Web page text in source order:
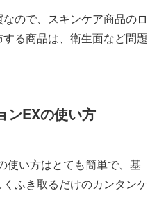
ので、スキンケア商品のロ
る商品は、衛生面など問題
ンEXの使い方
使い方はとても簡単で、基
ふき取るだけのカンタンケ